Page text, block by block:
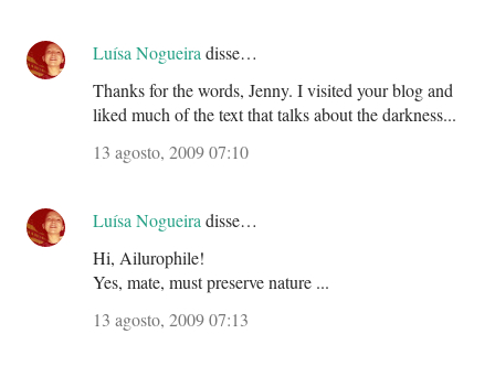
Luísa Nogueira disse…
Thanks for the words, Jenny. I visited your blog and
liked much of the text that talks about the darkness...
13 agosto, 2009 07:10
Luísa Nogueira disse…
Hi, Ailurophile!
Yes, mate, must preserve nature ...
13 agosto, 2009 07:13